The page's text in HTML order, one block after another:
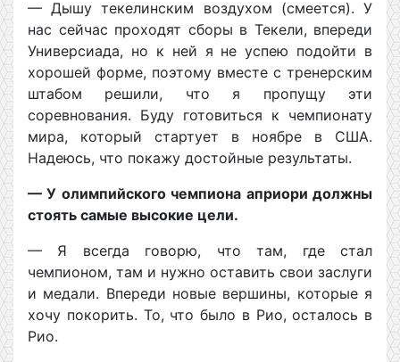
— Дышу текелинским воздухом (смеется). У
нас сейчас проходят сборы в Текели, впереди
Универсиада, но к ней я не успею подойти в
хорошей форме, поэтому вместе с тренерским
штабом решили, что я пропущу эти
соревнования. Буду готовиться к чемпионату
мира, который стартует в ноябре в США.
Надеюсь, что покажу достойные результаты.
— У олимпийского чемпиона априори должны
стоять самые высокие цели.
— Я всегда говорю, что там, где стал
чемпионом, там и нужно оставить свои заслуги
и медали. Впереди новые вершины, которые я
хочу покорить. То, что было в Рио, осталось в
Рио.